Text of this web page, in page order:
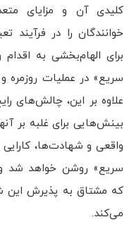
کلیدی آن و مزایای
خوانندگان را در
برای الهام‌بخشی به
سریع» در عملیات روزمره
علاوه بر این، چالش‌های
بینش‌هایی برای غلبه بر
واقعی و شهادت‌ها،
سریع» روشن خواهد شد و
که مشتاق به پذیرش این
می‌کند.